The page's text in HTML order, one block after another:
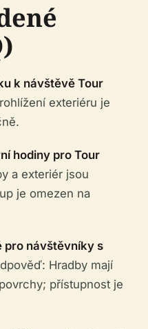
k návštěvě Tour
exteriéru je
hodiny pro Tour
a exteriér jsou
je omezen na
pro návštěvníky s
Hradby mají
přístupnost je